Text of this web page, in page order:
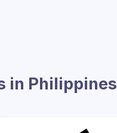
in Philippines